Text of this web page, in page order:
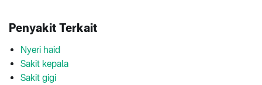
Penyakit Terkait
Nyeri haid
Sakit kepala
Sakit gigi